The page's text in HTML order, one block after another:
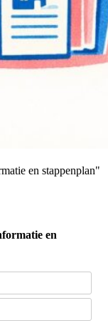
en stappenplan"
en